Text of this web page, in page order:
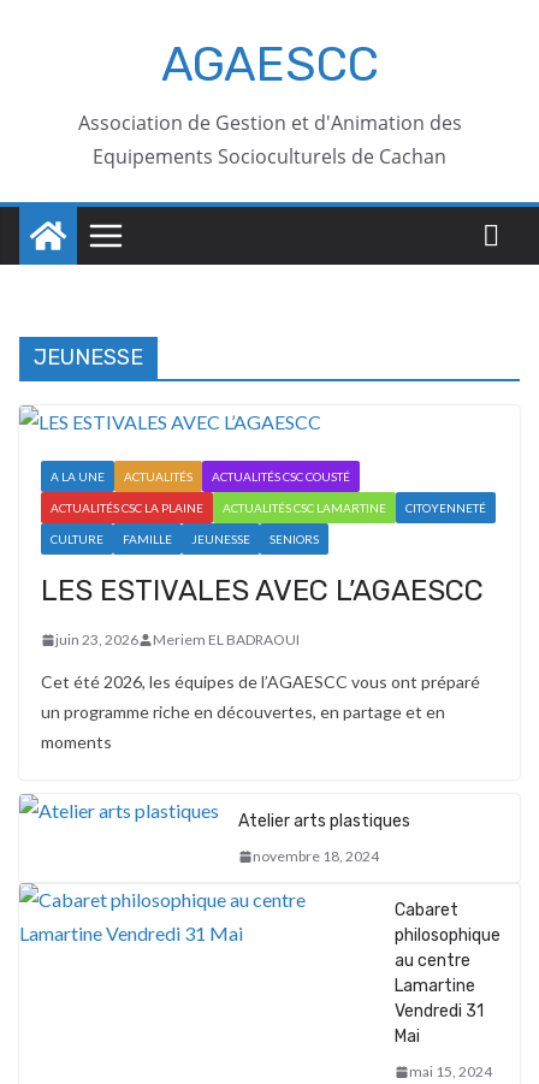
AGAESCC
Association de Gestion et d'Animation des
Equipements Socioculturels de Cachan
JEUNESSE
A LA UNE ACTUALITÉS ACTUALITÉS CSC COUSTÉ
ACTUALITÉS CSC LA PLAINE ACTUALITÉS CSC LAMARTINE CITOYENNETÉ
CULTURE FAMILLE JEUNESSE SENIORS
LES ESTIVALES AVEC L’AGAESCC
juin 23, 2026 Meriem EL BADRAOUI
Cet été 2026, les équipes de l’AGAESCC vous ont préparé
un programme riche en découvertes, en partage et en
moments
Atelier arts plastiques
novembre 18, 2024
Cabaret
philosophique
au centre
Lamartine
Vendredi 31
Mai
mai 15, 2024